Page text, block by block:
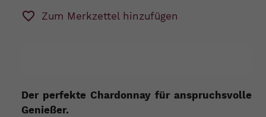
Zum Merkzettel hinzufügen
Der perfekte Chardonnay für anspruchsvolle
Genießer.